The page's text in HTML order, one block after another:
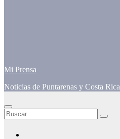
Mi Prensa
Noticias de Puntarenas y Costa Rica